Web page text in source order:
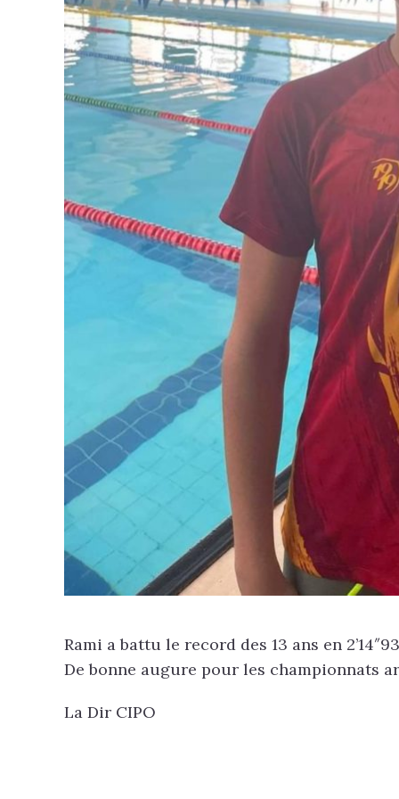
Rami a battu le record des 13 ans en
De bonne augure pour les championnats
La Dir CIPO